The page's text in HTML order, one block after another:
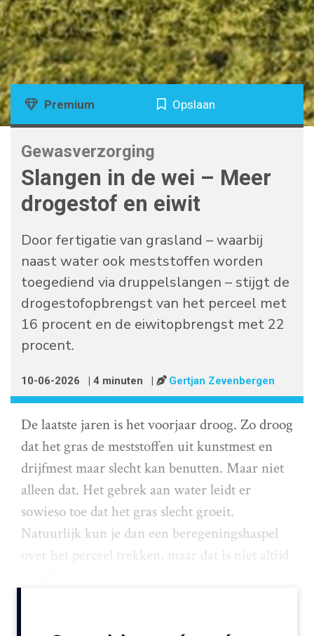
Premium Opslaan
Gewasverzorging
Slangen in de wei – Meer
drogestof en eiwit
Door fertigatie van grasland – waarbij
naast water ook meststoffen worden
toegediend via druppelslangen – stijgt de
drogestofopbrengst van het perceel met
16 procent en de eiwitopbrengst met 22
procent.
10-06-2026 | 4 minuten | Gertjan Zevenbergen
De laatste jaren is het voorjaar droog. Zo droog
dat het gras de meststoffen uit kunstmest en
drijfmest maar slecht kan benutten. Maar niet
alleen dat. Het gebrek aan water leidt er
sowieso toe dat het gras slecht groeit.
Natuurlijk kun je dan een beregeningshaspel
over het perceel trekken, maar dat is niet altijd